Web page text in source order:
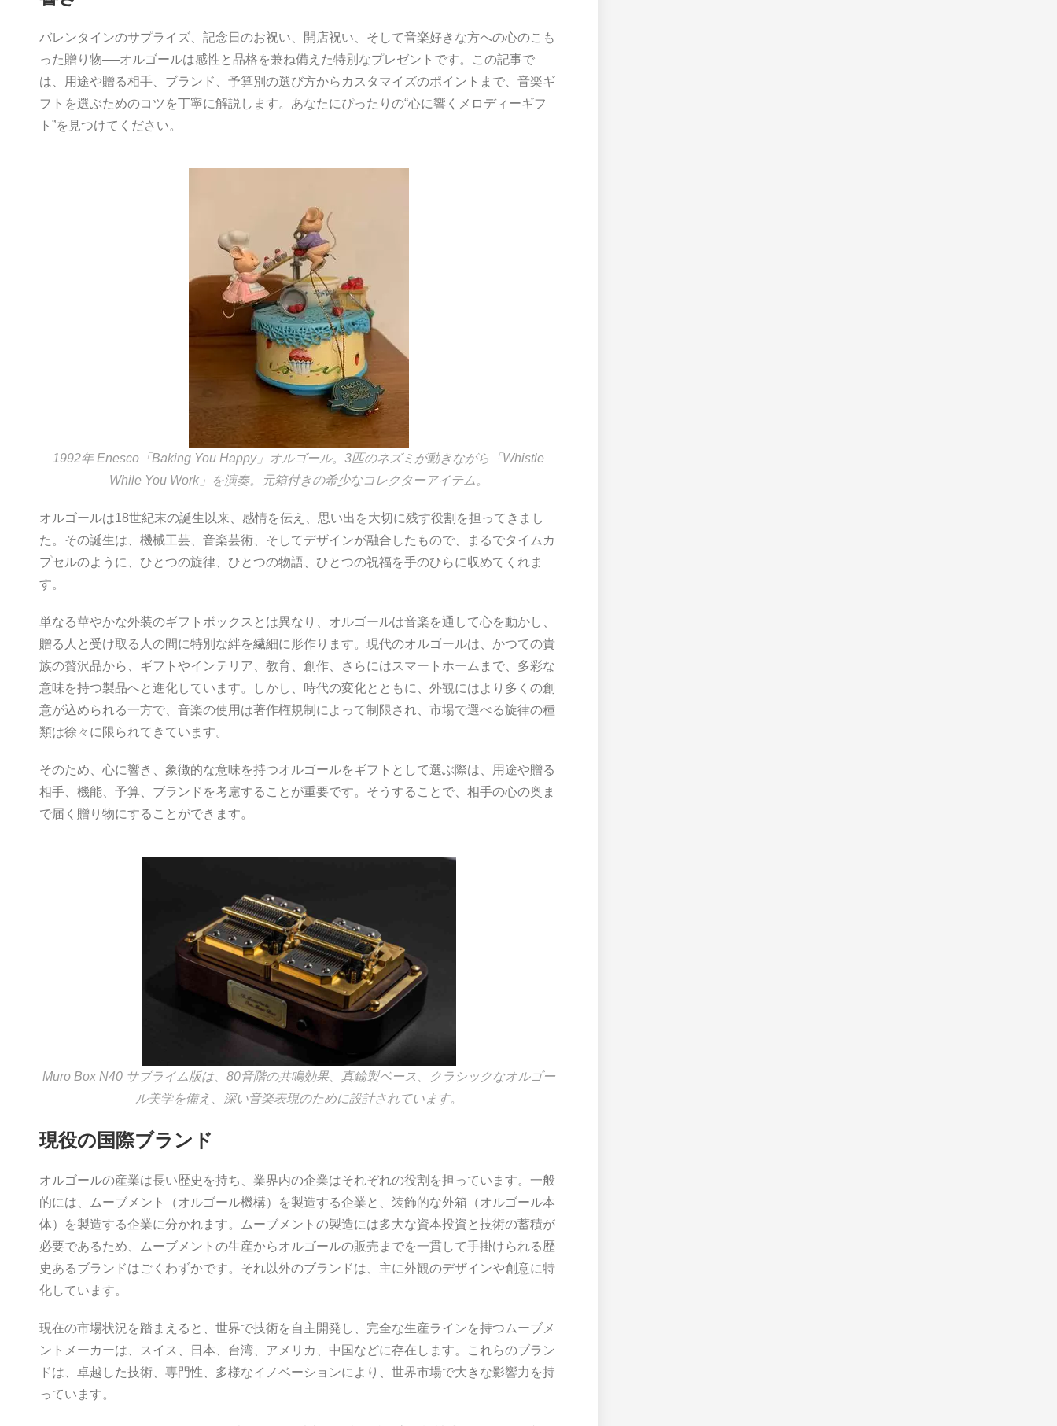
バレンタインのサプライズ、記念日のお祝い、開店祝い、そして音楽好きな方への心のこも
った贈り物──オルゴールは感性と品格を兼ね備えた特別なプレゼントです。この記事で
は、用途や贈る相手、ブランド、予算別の選び方からカスタマイズのポイントまで、音楽ギ
フトを選ぶためのコツを丁寧に解説します。あなたにぴったりの“心に響くメロディーギフ
1992年 Enesco「Baking You Happy」オルゴール。3匹のネズミが動きながら「Whistle
オルゴールは18世紀末の誕生以来、感情を伝え、思い出を大切に残す役割を担ってきまし
た。その誕生は、機械工芸、音楽芸術、そしてデザインが融合したもので、まるでタイムカ
プセルのように、ひとつの旋律、ひとつの物語、ひとつの祝福を手のひらに収めてくれま
単なる華やかな外装のギフトボックスとは異なり、オルゴールは音楽を通して心を動かし、
贈る人と受け取る人の間に特別な絆を繊細に形作ります。現代のオルゴールは、かつての貴
族の贅沢品から、ギフトやインテリア、教育、創作、さらにはスマートホームまで、多彩な
意味を持つ製品へと進化しています。しかし、時代の変化とともに、外観にはより多くの創
意が込められる一方で、音楽の使用は著作権規制によって制限され、市場で選べる旋律の種
そのため、心に響き、象徴的な意味を持つオルゴールをギフトとして選ぶ際は、用途や贈る
相手、機能、予算、ブランドを考慮することが重要です。そうすることで、相手の心の奥ま
Muro Box N40 サブライム版は、80音階の共鳴効果、真鍮製ベース、クラシックなオルゴー
オルゴールの産業は長い歴史を持ち、業界内の企業はそれぞれの役割を担っています。一般
的には、ムーブメント（オルゴール機構）を製造する企業と、装飾的な外箱（オルゴール本
体）を製造する企業に分かれます。ムーブメントの製造には多大な資本投資と技術の蓄積が
必要であるため、ムーブメントの生産からオルゴールの販売までを一貫して手掛けられる歴
史あるブランドはごくわずかです。それ以外のブランドは、主に外観のデザインや創意に特
現在の市場状況を踏まえると、世界で技術を自主開発し、完全な生産ラインを持つムーブメ
ントメーカーは、スイス、日本、台湾、アメリカ、中国などに存在します。これらのブラン
ドは、卓越した技術、専門性、多様なイノベーションにより、世界市場で大きな影響力を持